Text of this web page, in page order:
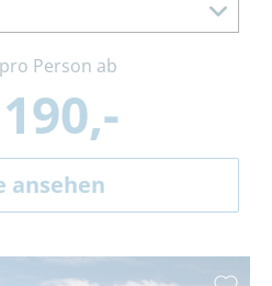
Person ab
ansehen